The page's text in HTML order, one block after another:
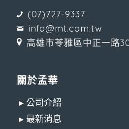
(07)727-9337
info@mt.com.tw
高雄市苓雅區中正一路
關於孟華
▸ 公司介紹
▸ 最新消息